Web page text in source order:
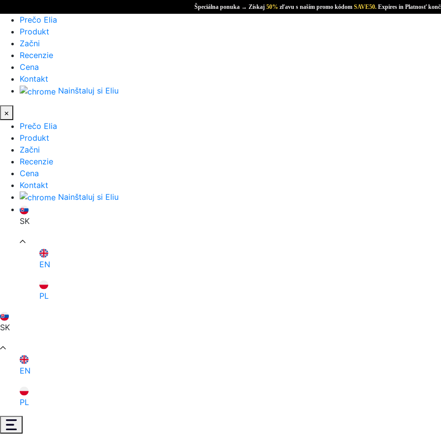
Špeciálna ponuka → Získaj 50% zľavu s naším promo kódom SAVE50.Expires in Platnosť
Prečo Elia
Produkt
Začni
Recenzie
Cena
Kontakt
Nainštaluj si Eliu
×
Prečo Elia
Produkt
Začni
Recenzie
Cena
Kontakt
Nainštaluj si Eliu
SK
EN
PL
SK
EN
PL